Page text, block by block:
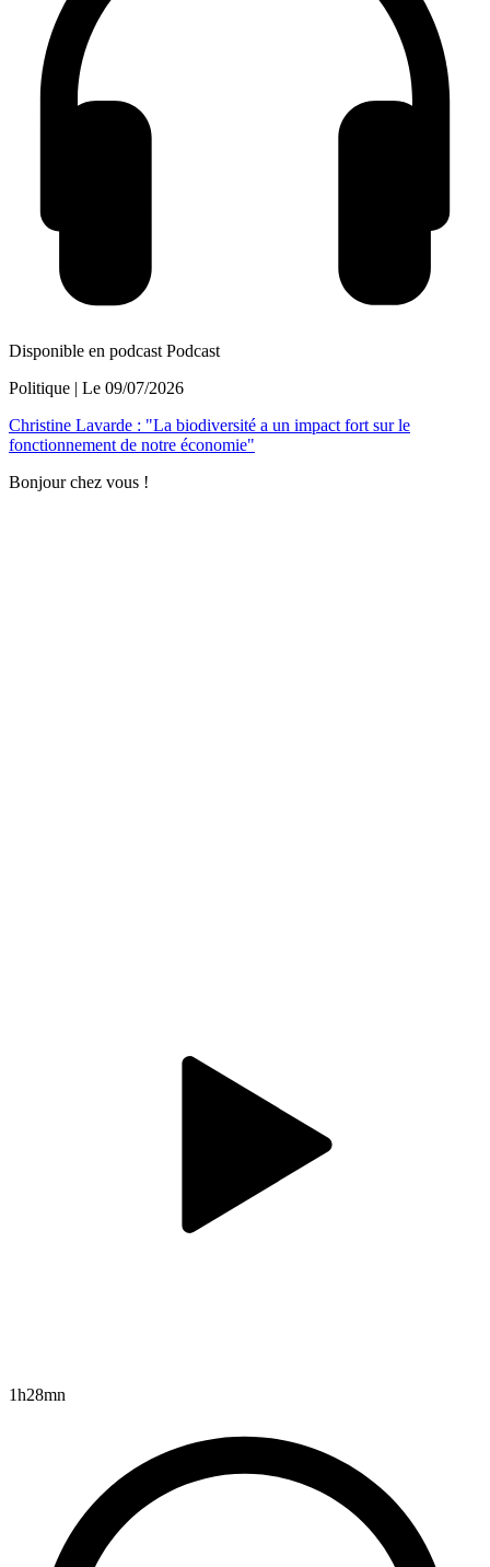
Disponible en podcast Podcast
Politique | Le 09/07/2026
Christine Lavarde : "La biodiversité a un impact fort sur le
fonctionnement de notre économie"
Bonjour chez vous !
1h28mn